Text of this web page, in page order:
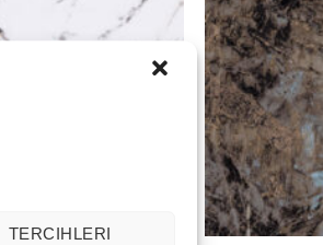
TERCIHLERI